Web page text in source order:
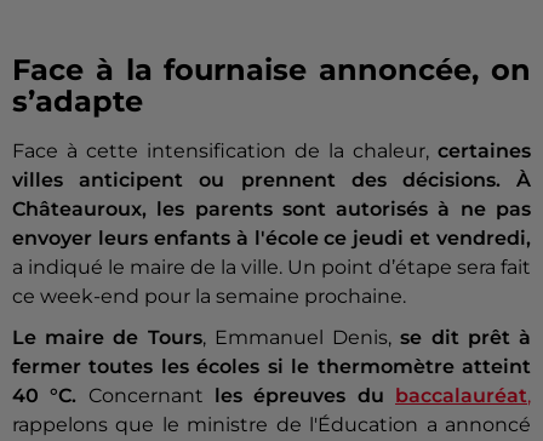
Face à la fournaise annoncée, on
s’adapte
Face à cette intensification de la chaleur, certaines
villes anticipent ou prennent des décisions.
À
Châteauroux, les parents sont autorisés à ne pas
envoyer leurs enfants à l'école ce jeudi et vendredi,
a indiqué le maire de la ville. Un point d’étape sera fait
ce week-end pour la semaine prochaine.
Le maire de Tours, Emmanuel Denis,se dit prêt à
fermer toutes les écoles si le thermomètre atteint
40 °C. Concernant les épreuves du baccalauréat,
rappelons que le ministre de l'Éducation a annoncé